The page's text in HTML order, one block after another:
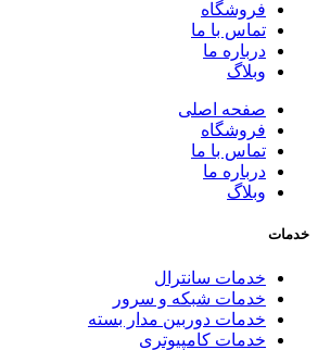
فروشگاه
تماس با ما
درباره ما
وبلاگ
صفحه اصلی
فروشگاه
تماس با ما
درباره ما
وبلاگ
خدمات
خدمات سانترال
خدمات شبکه و سرور
خدمات دوربین مدار بسته
خدمات کامپیوتری